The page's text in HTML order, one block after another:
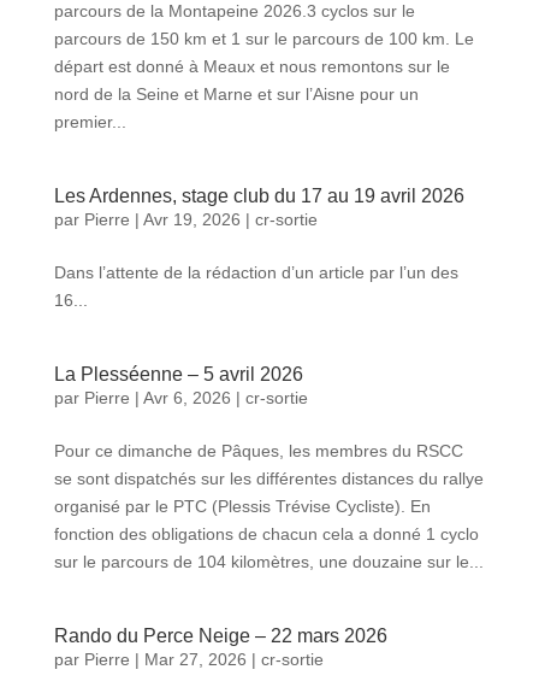
parcours de la Montapeine 2026.3 cyclos sur le
parcours de 150 km et 1 sur le parcours de 100 km. Le
départ est donné à Meaux et nous remontons sur le
nord de la Seine et Marne et sur l’Aisne pour un
premier...
Les Ardennes, stage club du 17 au 19 avril 2026
par Pierre | Avr 19, 2026 | cr-sortie
Dans l’attente de la rédaction d’un article par l’un des
16...
La Plesséenne – 5 avril 2026
par Pierre | Avr 6, 2026 | cr-sortie
Pour ce dimanche de Pâques, les membres du RSCC
se sont dispatchés sur les différentes distances du rallye
organisé par le PTC (Plessis Trévise Cycliste). En
fonction des obligations de chacun cela a donné 1 cyclo
sur le parcours de 104 kilomètres, une douzaine sur le...
Rando du Perce Neige – 22 mars 2026
par Pierre | Mar 27, 2026 | cr-sortie